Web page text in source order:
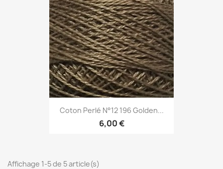
Coton Perlé N°12 196 Golden...
6,00 €
Affichage 1-5 de 5 article(s)